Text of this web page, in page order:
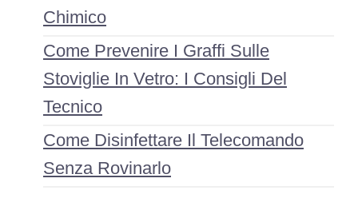
Chimico
Come Prevenire I Graffi Sulle
Stoviglie In Vetro: I Consigli Del
Tecnico
Come Disinfettare Il Telecomando
Senza Rovinarlo